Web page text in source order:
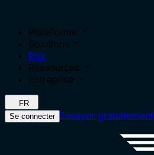
Plateforme
Solutions
Prix
Ressources
Entreprise
FR
Se connecter Essayer gratuitement